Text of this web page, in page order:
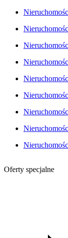
Oferty specjalne